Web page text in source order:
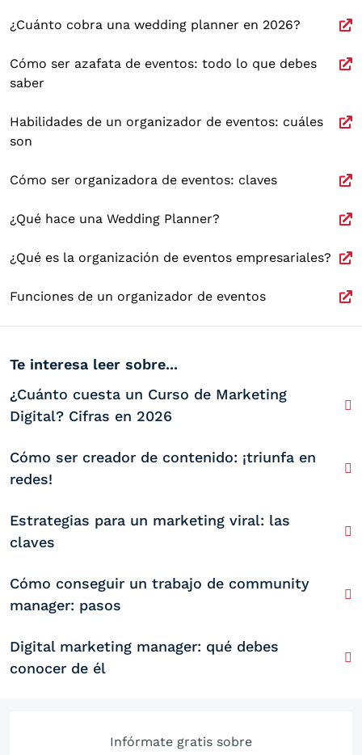
¿Cuánto cobra una wedding planner en 2026?
Cómo ser azafata de eventos: todo lo que debes
saber
Habilidades de un organizador de eventos: cuáles
son
Cómo ser organizadora de eventos: claves
¿Qué hace una Wedding Planner?
¿Qué es la organización de eventos empresariales?
Funciones de un organizador de eventos
Te interesa leer sobre...
¿Cuánto cuesta un Curso de Marketing
Digital? Cifras en 2026
Cómo ser creador de contenido: ¡triunfa en
redes!
Estrategias para un marketing viral: las
claves
Cómo conseguir un trabajo de community
manager: pasos
Digital marketing manager: qué debes
conocer de él
Infórmate gratis sobre